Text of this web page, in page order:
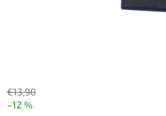
€13,90
–12 %